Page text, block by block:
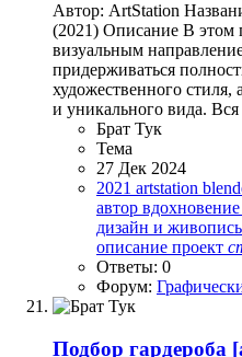
Автор: ArtStation
(2021) Описание В этом
визуальным
придерживаться
художественного стиля,
и уникального вида.
Брат Тук
Тема
27 Дек 2024
2021 artstation
автор вдохновение
дизайн и живопись
описание проект
Ответы: 0
Форум:
Подбор гардероба